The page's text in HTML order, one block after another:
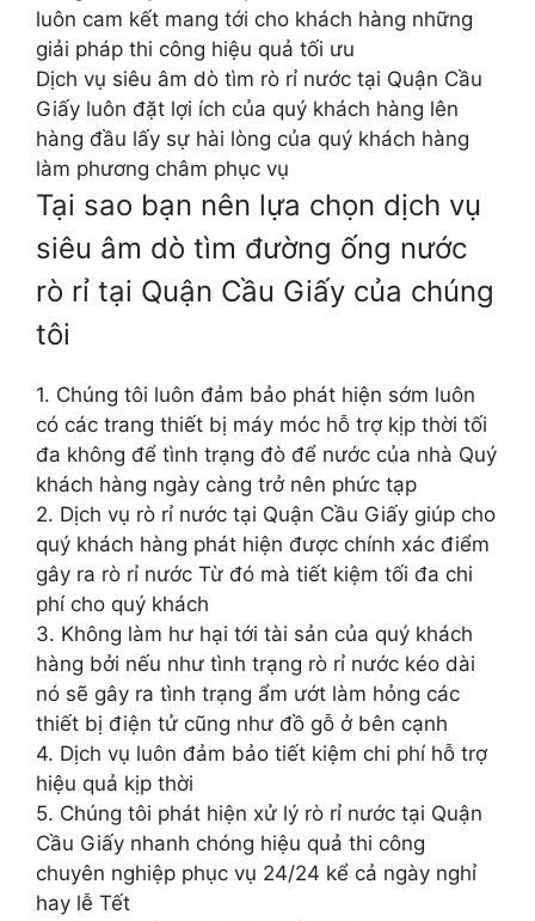
luôn cam kết mang tới cho khách hàng những
giải pháp thi công hiệu quả tối ưu
Dịch vụ siêu âm dò tìm rò rỉ nước tại Quận Cầu
Giấy luôn đặt lợi ích của quý khách hàng lên
hàng đầu lấy sự hài lòng của quý khách hàng
làm phương châm phục vụ
Tại sao bạn nên lựa chọn dịch vụ
siêu âm dò tìm đường ống nước
rò rỉ tại Quận Cầu Giấy của chúng
tôi
1. Chúng tôi luôn đảm bảo phát hiện sớm luôn
có các trang thiết bị máy móc hỗ trợ kịp thời tối
đa không để tình trạng đò để nước của nhà Quý
khách hàng ngày càng trở nên phức tạp
2. Dịch vụ rò rỉ nước tại Quận Cầu Giấy giúp cho
quý khách hàng phát hiện được chính xác điểm
gây ra rò rỉ nước Từ đó mà tiết kiệm tối đa chi
phí cho quý khách
3. Không làm hư hại tới tài sản của quý khách
hàng bởi nếu như tình trạng rò rỉ nước kéo dài
nó sẽ gây ra tình trạng ẩm ướt làm hỏng các
thiết bị điện tử cũng như đồ gỗ ở bên cạnh
4. Dịch vụ luôn đảm bảo tiết kiệm chi phí hỗ trợ
hiệu quả kịp thời
5. Chúng tôi phát hiện xử lý rò rỉ nước tại Quận
Cầu Giấy nhanh chóng hiệu quả thi công
chuyên nghiệp phục vụ 24/24 kể cả ngày nghỉ
hay lễ Tết